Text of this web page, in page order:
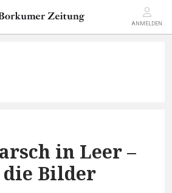
ANMELDEN
in Leer –
Bilder